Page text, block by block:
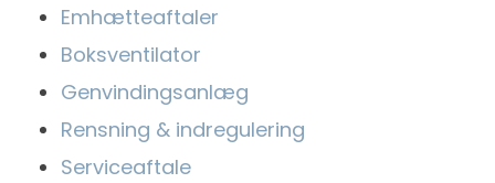
Emhætteaftaler
Boksventilator
Genvindingsanlæg
Rensning & indregulering
Serviceaftale